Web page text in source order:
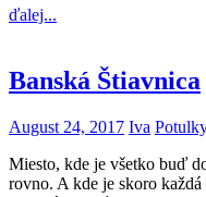
ďalej...
Banská Štiavnica
August 24, 2017 Iva Potulky
Miesto, kde je všetko buď
rovno. A kde je skoro